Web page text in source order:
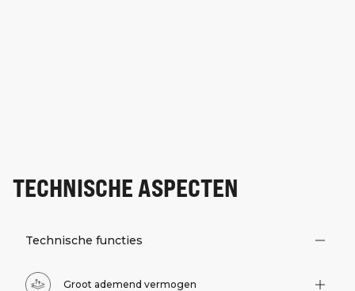
TECHNISCHE ASPECTEN
Technische functies
Groot ademend vermogen